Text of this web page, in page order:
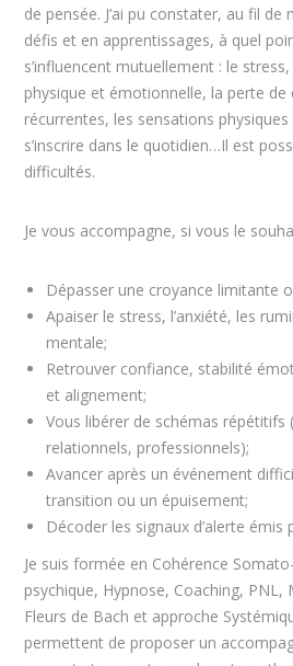
de pensée. J’ai pu constater, au fil
défis et en apprentissages, à quel
s’influencent mutuellement : le
physique et émotionnelle, la perte de
récurrentes, les sensations
s’inscrire dans le quotidien…Il est
difficultés.
Je vous accompagne, si vous le
Dépasser une croyance limitante
Apaiser le stress, l’anxiété, les
mentale;
Retrouver confiance, stabilité
et alignement;
Vous libérer de schémas répétitifs
relationnels, professionnels);
Avancer après un événement
transition ou un épuisement;
Décoder les signaux d’alerte émis
Je suis formée en Cohérence Somato-
psychique, Hypnose, Coaching, PNL,
Fleurs de Bach et approche
permettent de proposer un